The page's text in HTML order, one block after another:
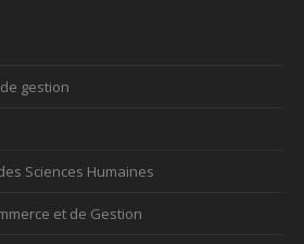
gestion
Sciences Humaines
et de Gestion